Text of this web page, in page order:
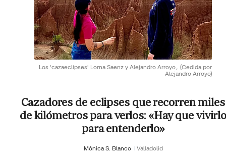
Los 'cazaeclipses' Lorna Saenz y Alejandro Arroyo,. (Cedida por
Alejandro Arroyo)
Cazadores de eclipses que recorren miles
de kilómetros para verlos: «Hay que
para entenderlo»
Mónica S. Blanco Valladolid